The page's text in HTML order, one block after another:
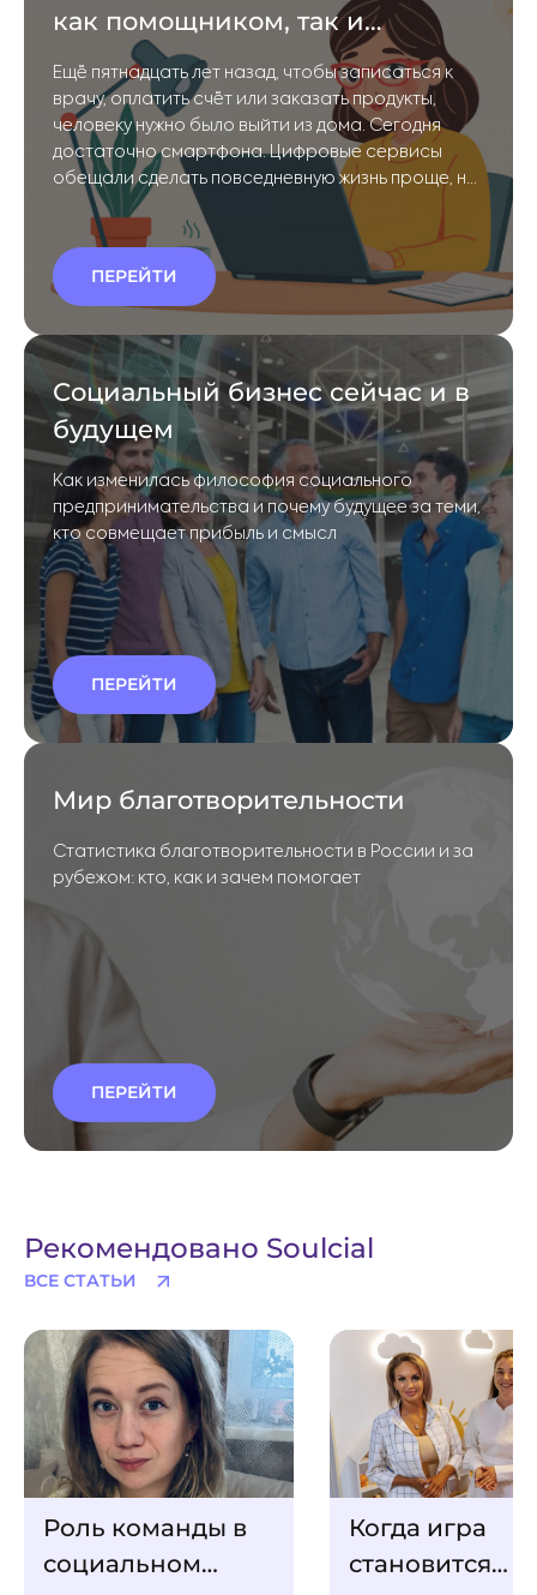
как помощником, так и
препятствием для развития
инклюзии
Ещё пятнадцать лет назад, чтобы записаться к
врачу, оплатить счёт или заказать продукты,
человеку нужно было выйти из дома. Сегодня
достаточно смартфона. Цифровые сервисы
обещали сделать повседневную жизнь проще, но
на практике это работает не для всех. Одни
технологии помогают людям с инвалидностью
учиться, работать, общаться и решать бытовые
задачи, другие — из-за неудачного дизайна,
отсутствия подписей, субтитров или
совместимости со вспомогательными
средствами — по-прежнему оставляют часть
людей за пределами цифровой среды
ПЕРЕЙТИ
Социальный бизнес сейчас и в
будущем
Как изменилась философия социального
предпринимательства и почему будущее за теми,
кто совмещает прибыль и смысл
ПЕРЕЙТИ
Мир благотворительности
Статистика благотворительности в России и за
рубежом: кто, как и зачем помогает
ПЕРЕЙТИ
Рекомендовано Soulcial
ВСЕ СТАТЬИ
Роль команды в
социальном
Когда игра
становится